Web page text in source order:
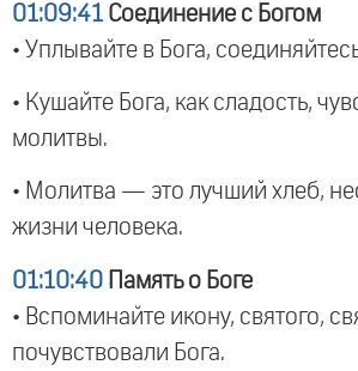
01:09:41 Соединение с Богом
• Уплывайте в Бога,
• Кушайте Бога, как сладость,
молитвы.
• Молитва — это лучший хлеб,
жизни человека.
01:10:40 Память о Боге
• Вспоминайте икону, святого,
почувствовали Бога.